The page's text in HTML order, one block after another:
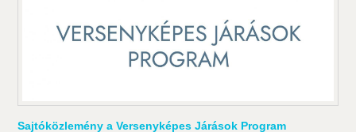
Sajtóközlemény a Versenyképes Járások Program